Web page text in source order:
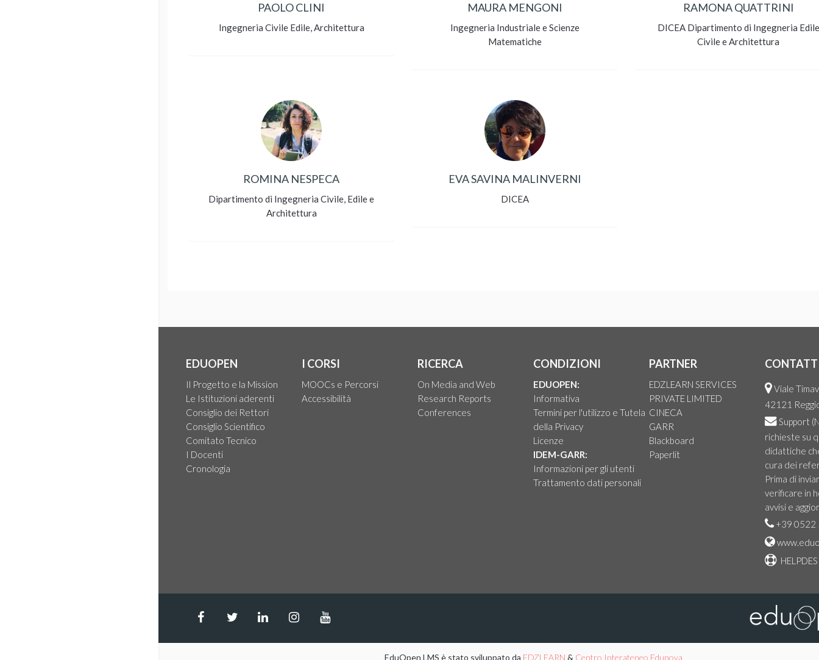
PAOLO CLINI
Ingegneria Civile Edile, Architettura
MAURA MENGONI
Ingegneria Industriale e Scienze
Matematiche
RAMONA QUATTRINI
DICEA Dipartimento di Ingegneria Edile
Civile e Architettura
ROMINA NESPECA
Dipartimento di Ingegneria Civile, Edile e
Architettura
EVA SAVINA MALINVERNI
DICEA
EDUOPEN
Il Progetto e la Mission
Le Istituzioni aderenti
Consiglio dei Rettori
Consiglio Scientifico
Comitato Tecnico
I Docenti
Cronologia
I CORSI
MOOCs e Percorsi
Accessibilità
RICERCA
On Media and Web
Research Reports
Conferences
CONDIZIONI
EDUOPEN:
Informativa
Termini per l'utilizzo e Tutela
della Privacy
Licenze
IDEM-GARR:
Informazioni per gli utenti
Trattamento dati personali
PARTNER
EDZLEARN SERVICES
PRIVATE LIMITED
CINECA
GARR
Blackboard
Paperlit
Viale
42121
Support
richieste su
didattiche
cura dei
Prima di
verificare in
avvisi e
+39 0522
EduOpen LMS è stato sviluppato da EDZLEARN & Centro Interateneo Edunova